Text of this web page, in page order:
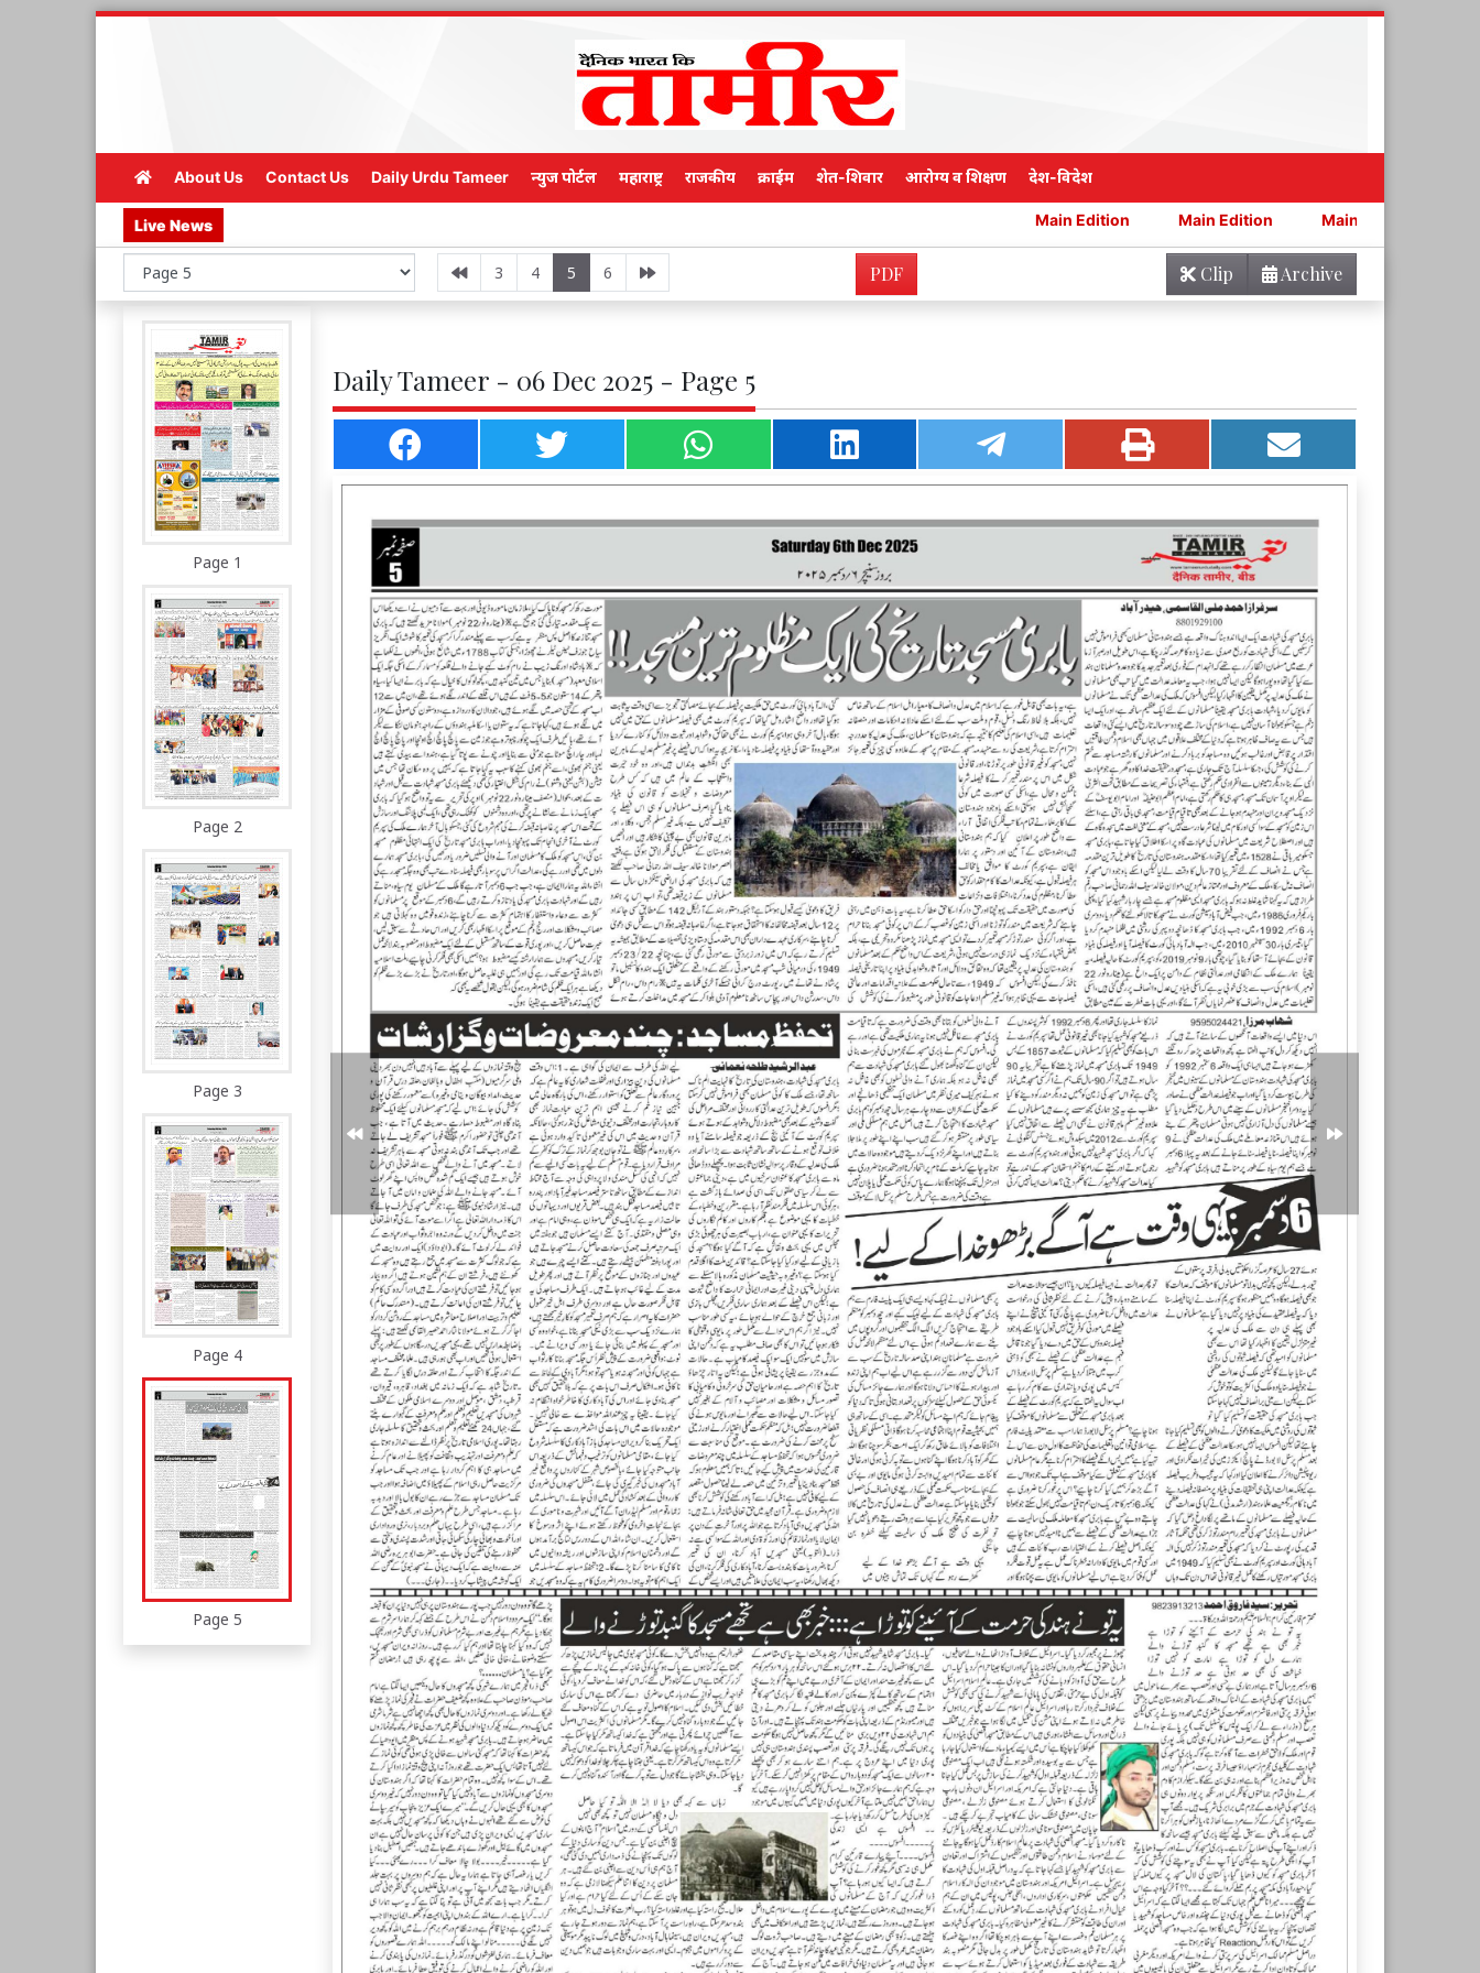
About Us Contact Us Daily Urdu Tameer न्युज पोर्टल महाराष्ट्र राजकीय क्राईम शेत-शिवार आरोग्य व शिक्षण देश-विदेश
Live News Main Edition Main Edition
3 4 5 6 PDF Archive
Clip
Page 1
Page 2
Page 3
Page 4
Page 5
Daily Tameer - 06 Dec 2025 - Page 5